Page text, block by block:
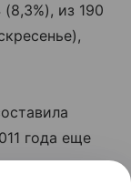
из 190
года еще